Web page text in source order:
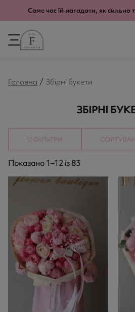
Саме час їй нагадати, як сильно
Головна / Збірні букети
ЗБІРНІ
ФІЛЬТРИ
Показано 1–12 із 83